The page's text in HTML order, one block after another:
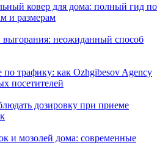
ковер для дома: полный гид по
и размерам
неожиданный способ
трафику: как Ozhgibesov Agency
посетителей
дозировку при приеме
и мозолей дома: современные